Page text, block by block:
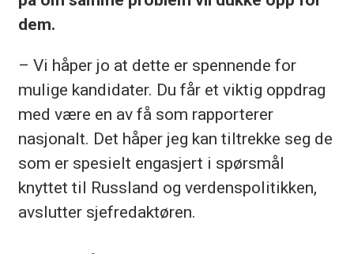
dem.
– Vi håper jo at dette er spennende for
mulige kandidater. Du får et viktig oppdrag
med være en av få som rapporterer
nasjonalt. Det håper jeg kan tiltrekke seg de
som er spesielt engasjert i spørsmål
knyttet til Russland og verdenspolitikken,
avslutter sjefredaktøren.